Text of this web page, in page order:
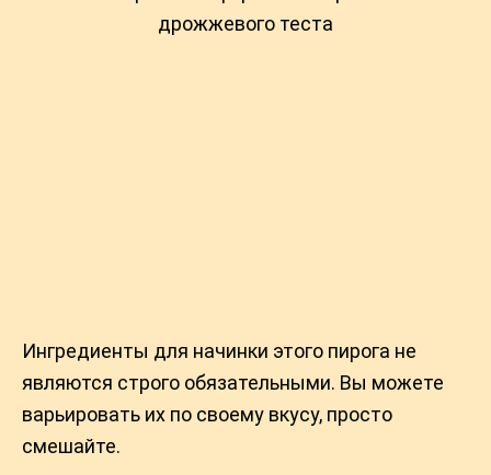
Ингредиенты для начинки этого пирога не
являются строго обязательными. Вы можете
варьировать их по своему вкусу, просто
смешайте.